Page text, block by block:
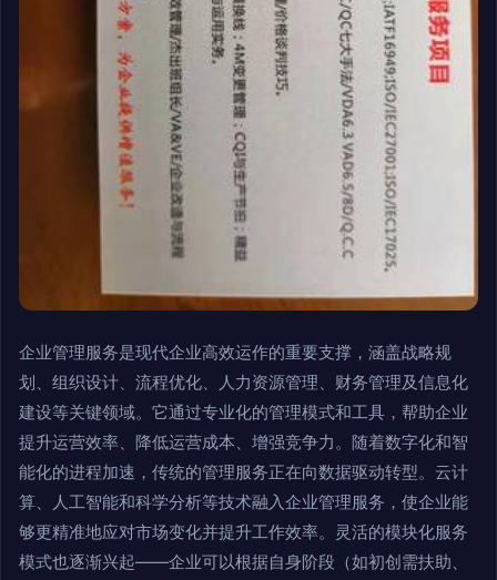
企业管理服务是现代企业高效运作的重要支撑，涵盖战略规
划、组织设计、流程优化、人力资源管理、财务管理及信息化
建设等关键领域。它通过专业化的管理模式和工具，帮助企业
提升运营效率、降低运营成本、增强竞争力。随着数字化和智
能化的进程加速，传统的管理服务正在向数据驱动转型。云计
算、人工智能和科学分析等技术融入企业管理服务，使企业能
够更精准地应对市场变化并提升工作效率。灵活的模块化服务
模式也逐渐兴起——企业可以根据自身阶段（如初创需扶助、